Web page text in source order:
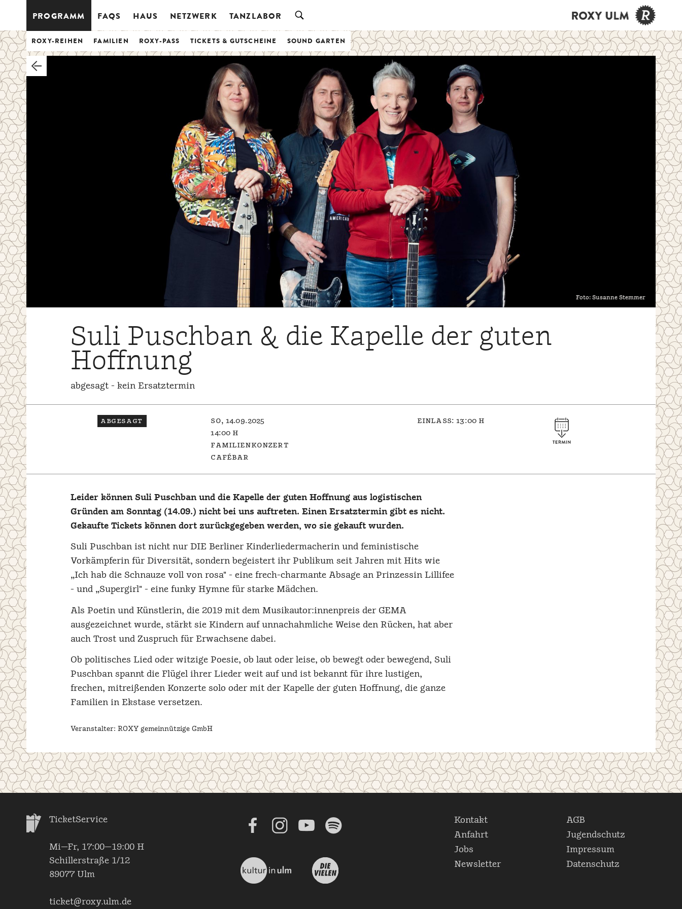
PROGRAMM
ROXY-REIHEN FAMILIEN ROXY-PASS TICKETS & GUTSCHEINE SOUND GARTEN
FAQS HAUS NETZWERK TANZLABOR
Foto: Susanne Stemmer
Suli Puschban & die Kapelle der guten
Hoffnung
abgesagt - kein Ersatztermin
abgesagt
so, 14.09.2025
14:00 h
familienkonzert
cafébar
einlass: 13:00 h
Leider können Suli Puschban und die Kapelle der guten Hoffnung aus logistischen
Gründen am Sonntag (14.09.) nicht bei uns auftreten. Einen Ersatztermin gibt es nicht.
Gekaufte Tickets können dort zurückgegeben werden, wo sie gekauft wurden.
Suli Puschban ist nicht nur DIE Berliner Kinderliedermacherin und feministische
Vorkämpferin für Diversität, sondern begeistert ihr Publikum seit Jahren mit Hits wie
„Ich hab die Schnauze voll von rosa" - eine frech-charmante Absage an Prinzessin Lillifee
- und „Supergirl" - eine funky Hymne für starke Mädchen.
Als Poetin und Künstlerin, die 2019 mit dem Musikautor:innenpreis der GEMA
ausgezeichnet wurde, stärkt sie Kindern auf unnachahmliche Weise den Rücken, hat aber
auch Trost und Zuspruch für Erwachsene dabei.
Ob politisches Lied oder witzige Poesie, ob laut oder leise, ob bewegt oder bewegend, Suli
Puschban spannt die Flügel ihrer Lieder weit auf und ist bekannt für ihre lustigen,
frechen, mitreißenden Konzerte solo oder mit der Kapelle der guten Hoffnung, die ganze
Familien in Ekstase versetzen.
Veranstalter: ROXY gemeinnützige GmbH
TicketService
Mi—Fr, 17:00—19:00 H
Schillerstraße 1/12
89077 Ulm
ticket@roxy.ulm.de
Kontakt
Anfahrt
Jobs
Newsletter
AGB
Jugendschutz
Impressum
Datenschutz